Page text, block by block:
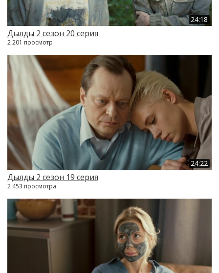
24:18
Дылды 2 сезон 20 серия
2 201 просмотр
24:22
Дылды 2 сезон 19 серия
2 453 просмотра